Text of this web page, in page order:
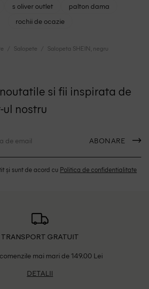
s oliver outlet
palton dama
rochii de ocazie
Salopete Salopeta SHEIN, negru
si fii inspirata de
nostru
ABONARE
și sunt de acord cu Politica de confidentialitate
TRANSPORT GRATUIT
mai mari de 149.00 Lei
DETALII